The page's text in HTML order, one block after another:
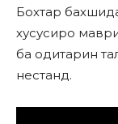
Бохтар
хусусиро
ба одитарин
нестанд.